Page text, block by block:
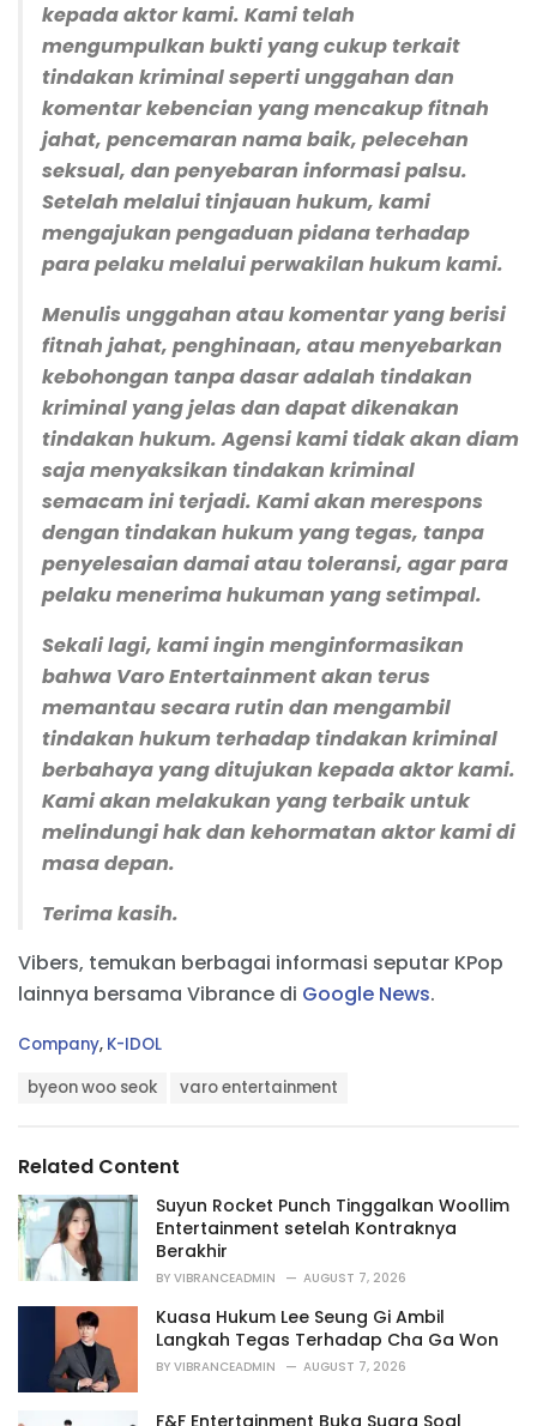
kepada aktor kami. Kami telah
mengumpulkan bukti yang cukup terkait
tindakan kriminal seperti unggahan dan
komentar kebencian yang mencakup fitnah
jahat, pencemaran nama baik, pelecehan
seksual, dan penyebaran informasi palsu.
Setelah melalui tinjauan hukum, kami
mengajukan pengaduan pidana terhadap
para pelaku melalui perwakilan hukum kami.
Menulis unggahan atau komentar yang berisi
fitnah jahat, penghinaan, atau menyebarkan
kebohongan tanpa dasar adalah tindakan
kriminal yang jelas dan dapat dikenakan
tindakan hukum. Agensi kami tidak akan diam
saja menyaksikan tindakan kriminal
semacam ini terjadi. Kami akan merespons
dengan tindakan hukum yang tegas, tanpa
penyelesaian damai atau toleransi, agar para
pelaku menerima hukuman yang setimpal.
Sekali lagi, kami ingin menginformasikan
bahwa Varo Entertainment akan terus
memantau secara rutin dan mengambil
tindakan hukum terhadap tindakan kriminal
berbahaya yang ditujukan kepada aktor kami.
Kami akan melakukan yang terbaik untuk
melindungi hak dan kehormatan aktor kami di
masa depan.
Terima kasih.
Vibers, temukan berbagai informasi seputar KPop
lainnya bersama Vibrance di Google News.
C
r
i
e
s
Company, K-IDOL
:
byeon woo seok varo entertainment
Related Content
Suyun Rocket Punch Tinggalkan Woollim
Entertainment setelah Kontraknya
Berakhir
BY VIBRANCEADMIN AUGUST 7, 2026
Kuasa Hukum Lee Seung Gi Ambil
Langkah Tegas Terhadap Cha Ga Won
BY VIBRANCEADMIN AUGUST 7, 2026
F&F Entertainment Buka Suara Soal